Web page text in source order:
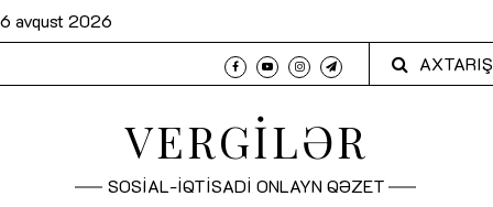
6 avqust 2026
AXTARIŞ
VERGİLƏR
SOSİAL-İQTİSADİ ONLAYN QƏZET